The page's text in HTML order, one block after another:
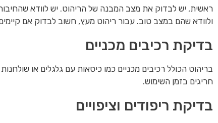
ראשית, יש לבדוק את מצב המבנה של הריהוט. יש לוודא
ולוודא שהם במצב טוב. עבור ריהוט מעץ, חשוב לבדוק אם קיימים
בדיקת רכיבים מכניים
בריהוט הכולל רכיבים מכניים כמו כיסאות עם גלגלים או
חריגים בזמן השימוש.
בדיקת ריפודים וציפויים